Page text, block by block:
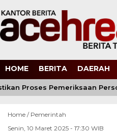
HOME BERITA DAERAH
Proses Pemeriksaan
Home / Pemerintah
Senin, 10 Maret 2025 - 17:30 WIB